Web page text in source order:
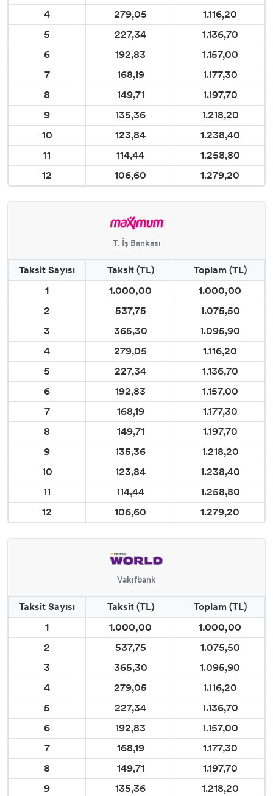
4
279,05
1.116,20
5
227,34
1.136,70
6
192,83
1.157,00
7
168,19
1.177,30
8
149,71
1.197,70
9
135,36
1.218,20
10
123,84
1.238,40
11
114,44
1.258,80
12
106,60 1.279,20
T. İş Bankası
Taksit Sayısı Taksit (TL)
Toplam (TL)
1
1.000,00
1.000,00
2
537,75
1.075,50
3
365,30
1.095,90
4
279,05
1.116,20
5
227,34
1.136,70
6
192,83
1.157,00
7
168,19
1.177,30
8
149,71
1.197,70
9
135,36
1.218,20
10
123,84
1.238,40
11
114,44
1.258,80
12
106,60 1.279,20
Vakıfbank
Taksit Sayısı Taksit (TL)
Toplam (TL)
1
1.000,00
1.000,00
2
537,75
1.075,50
3
365,30
1.095,90
4
279,05
1.116,20
5
227,34
1.136,70
6
192,83
1.157,00
7
168,19
1.177,30
8
149,71
1.197,70
9
135,36
1.218,20